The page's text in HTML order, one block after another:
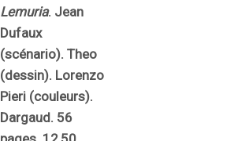
Lemuria. Jean
Dufaux
(scénario). Theo
(dessin). Lorenzo
Pieri (couleurs).
Dargaud. 56